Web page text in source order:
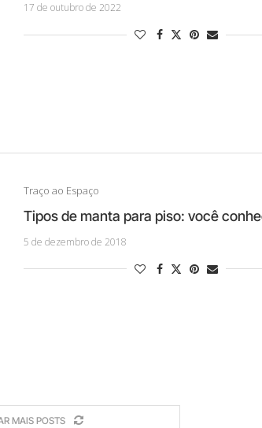
17 de outubro de 2022
Traço ao Espaço
Tipos de manta para piso: você
5 de dezembro de 2018
MAIS POSTS